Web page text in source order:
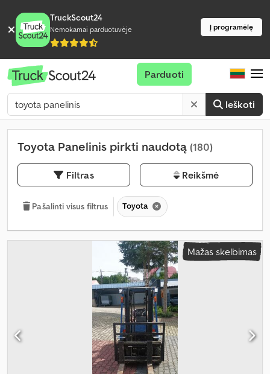
TruckScout24
Nemokamai parduotuvėje Į programėlę
Ieškoti
Parduoti
Toyota Panelinis pirkti naudotą (180)
Filtras Reikšmė
Pašalinti visus filtrus Toyota
Mažas skelbimas